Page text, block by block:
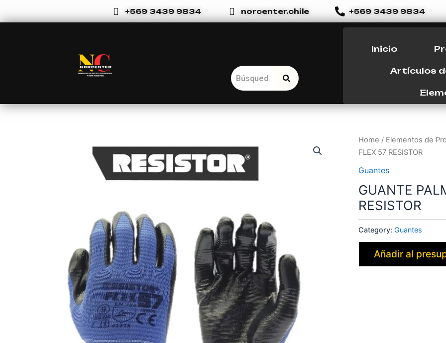
al
+569 3439 9834 norcenter.chile +569 3439 9834
Inicio
Artículos
Home / Elementos de
FLEX 57 RESISTOR
Guantes
GUANTE
RESISTOR
Category: Guantes
Añadir al